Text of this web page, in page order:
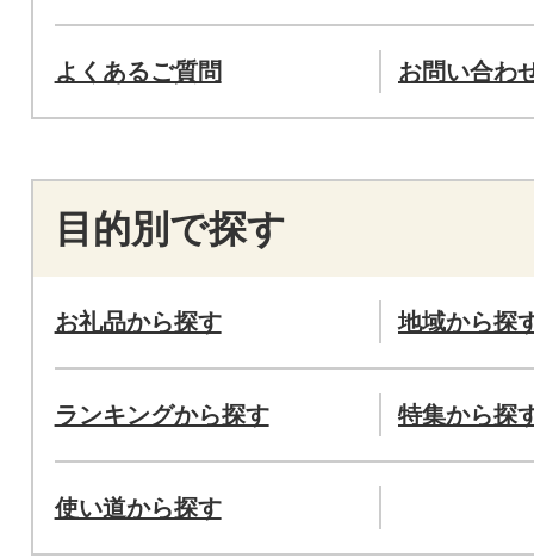
よくあるご質問 お問い合わ
目的別で探す
お礼品から探す 地域から探
ランキングから探す 特集から探
使い道から探す